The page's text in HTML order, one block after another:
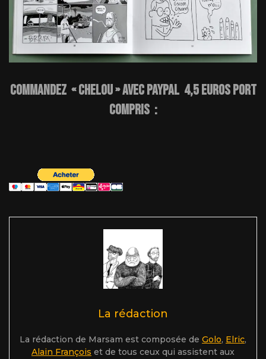
Commandez « Chelou » avec Paypal 4,5 euros port
compris :
La rédaction
La rédaction de Marsam est composée de Golo, Elric,
Alain François et de tous ceux qui assistent aux